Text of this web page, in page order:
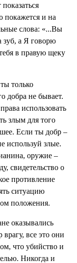
покажется и на
слова: «...Вы
зуб, а Я говорю
в правую щеку
только
добра не бывает.
использовать
злым для того
Если ты добр –
используй злые.
оружие –
свидетельство о
противление
ситуацию
положения.
оказывались
все это они
что убийство и
Никогда и